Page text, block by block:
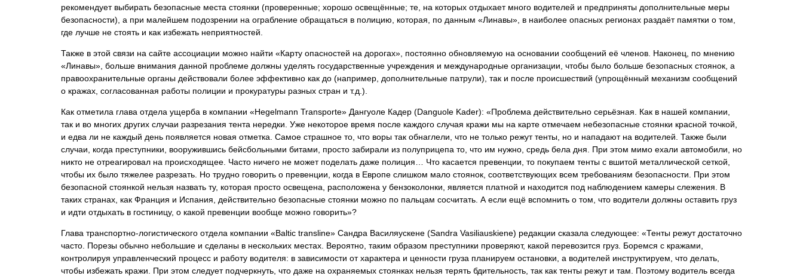
рекомендует выбирать безопасные места стоянки (проверенные; хорошо освещённые; те, на которых отдыхает много водителей и предприняты дополнительные меры
безопасности), а при малейшем подозрении на ограбление обращаться в полицию, которая, по данным «Линавы», в наиболее опасных регионах раздаёт памятки о том,
где лучше не стоять и как избежать неприятностей.
Также в этой связи на сайте ассоциации можно найти «Карту опасностей на дорогах», постоянно обновляемую на основании сообщений её членов. Наконец, по мнению
«Линавы», больше внимания данной проблеме должны уделять государственные учреждения и международные организации, чтобы было больше безопасных стоянок, а
правоохранительные органы действовали более эффективно как до (например, дополнительные патрули), так и после происшествий (упрощённый механизм сообщений
о кражах, согласованная работы полиции и прокуратуры разных стран и т.д.).
Как отметила глава отдела ущерба в компании «Hegelmann Transporte» Дангуоле Кадер (Danguole Kader): «Проблема действительно серьёзная. Как в нашей компании,
так и во многих других случаи разрезания тента нередки. Уже некоторое время после каждого случая кражи мы на карте отмечаем небезопасные стоянки красной точкой,
и едва ли не каждый день появляется новая отметка. Самое страшное то, что воры так обнаглели, что не только режут тенты, но и нападают на водителей. Также были
случаи, когда преступники, вооружившись бейсбольными битами, просто забирали из полуприцепа то, что им нужно, средь бела дня. При этом мимо ехали автомобили, но
никто не отреагировал на происходящее. Часто ничего не может поделать даже полиция… Что касается превенции, то покупаем тенты с вшитой металлической сеткой,
чтобы их было тяжелее разрезать. Но трудно говорить о превенции, когда в Европе слишком мало стоянок, соответствующих всем требованиям безопасности. При этом
безопасной стоянкой нельзя назвать ту, которая просто освещена, расположена у бензоколонки, является платной и находится под наблюдением камеры слежения. В
таких странах, как Франция и Испания, действительно безопасные стоянки можно по пальцам сосчитать. А если ещё вспомнить о том, что водители должны оставить груз
и идти отдыхать в гостиницу, о какой превенции вообще можно говорить»?
Глава транспортно-логистического отдела компании «Baltic transline» Сандра Василяускене (Sandrа Vasiliauskiene) редакции сказала следующее: «Тенты режут достаточно
часто. Порезы обычно небольшие и сделаны в нескольких местах. Вероятно, таким образом преступники проверяют, какой перевозится груз. Боремся с кражами,
контролируя управленческий процесс и работу водителя: в зависимости от характера и ценности груза планируем остановки, а водителей инструктируем, что делать,
чтобы избежать кражи. При этом следует подчеркнуть, что даже на охраняемых стоянках нельзя терять бдительность, так как тенты режут и там. Поэтому водитель всегда